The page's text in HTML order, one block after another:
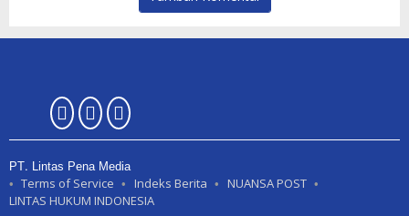
PT. Lintas Pena Media
Terms of Service Indeks Berita
NUANSA POST
LINTAS HUKUM INDONESIA